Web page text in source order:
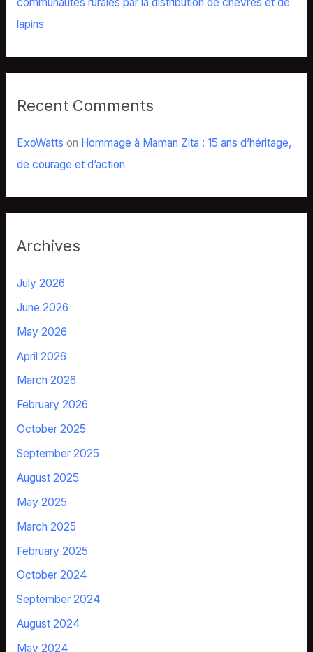
lapins
Recent Comments
ExoWatts on Hommage à Maman Zita : 15 ans d’héritage,
de courage et d’action
Archives
July 2026
June 2026
May 2026
April 2026
March 2026
February 2026
October 2025
September 2025
August 2025
May 2025
March 2025
February 2025
October 2024
September 2024
August 2024
May 2024